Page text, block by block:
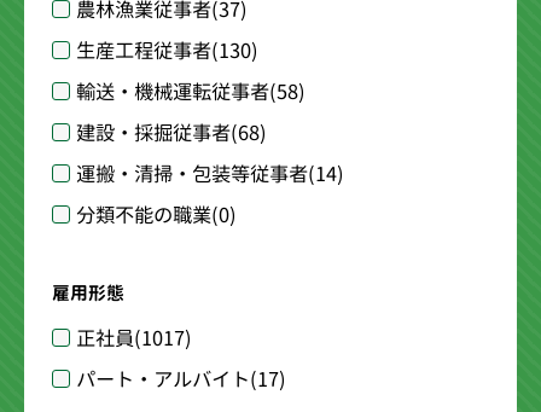
農林漁業従事者(37)
生産工程従事者(130)
輸送・機械運転従事者(58)
建設・採掘従事者(68)
運搬・清掃・包装等従事者(14)
分類不能の職業(0)
雇用形態
正社員(1017)
パート・アルバイト(17)